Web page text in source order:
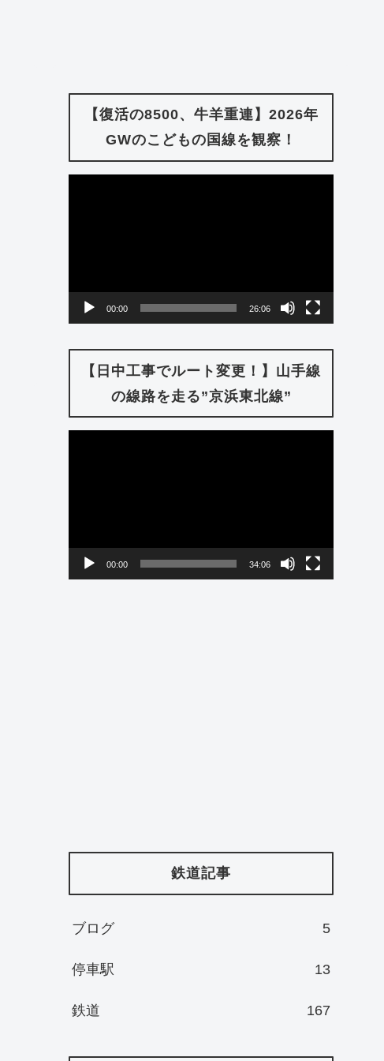
【復活の8500、牛羊重連】2026年
GWのこどもの国線を観察！
00:00 26:06
【日中工事でルート変更！】山手線
の線路を走る”京浜東北線”
00:00 34:06
鉄道記事
ブログ 5
停車駅 13
鉄道 167